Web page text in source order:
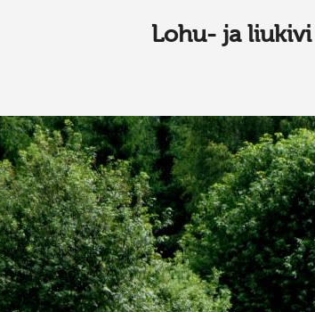
Lohu- ja liukivi